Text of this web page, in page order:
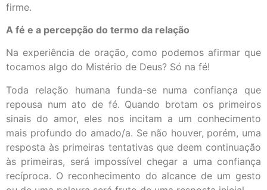
firme.
A fé e a percepção do termo da relação
Na experiência de oração, como podemos afirmar que
tocamos algo do Mistério de Deus? Só na fé!
Toda relação humana funda-se numa confiança que
repousa num ato de fé. Quando brotam os primeiros
sinais do amor, eles nos incitam a um conhecimento
mais profundo do amado/a. Se não houver, porém, uma
resposta às primeiras tentativas que deem continuação
às primeiras, será impossível chegar a uma confiança
recíproca. O reconhecimento do alcance de um gesto